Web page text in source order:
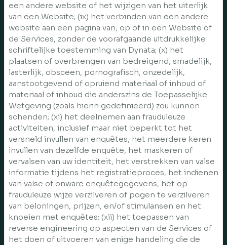
een andere website of het wijzigen van het uiterlijk
van een Website; (ix) het verbinden van een andere
website aan een pagina van, op of in een Website of
de Services, zonder de voorafgaande uitdrukkelijke
schriftelijke toestemming van Dynata; (x) het
plaatsen of overbrengen van bedreigend, smadelijk,
lasterlijk, obsceen, pornografisch, onzedelijk,
aanstootgevend of opruiend materiaal of inhoud of
materiaal of inhoud die anderszins de Toepasselijke
Wetgeving (zoals hierin gedefinieerd) zou kunnen
schenden; (xi) het deelnemen aan frauduleuze
activiteiten, inclusief maar niet beperkt tot het
versneld invullen van enquêtes, het meerdere keren
invullen van dezelfde enquête, het maskeren of
vervalsen van uw identiteit, het verstrekken van valse
informatie tijdens het registratieproces, het indienen
van valse of onware enquêtegegevens, het op
frauduleuze wijze verzilveren of pogen te verzilveren
van beloningen, prijzen, en/of stimulansen en het
knoeien met enquêtes; (xii) het toepassen van
reverse engineering op aspecten van de Services of
het doen of uitvoeren van enige handeling die de